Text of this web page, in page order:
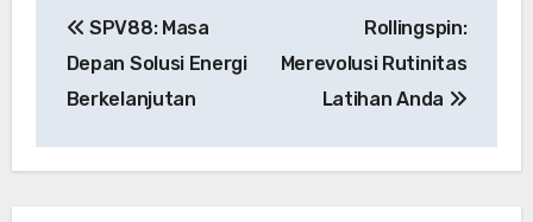
navigation
SPV88: Masa
Depan Solusi Energi
Berkelanjutan
Rollingspin:
Merevolusi Rutinitas
Latihan Anda